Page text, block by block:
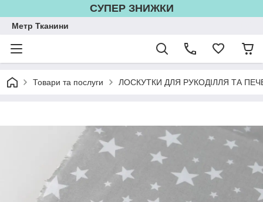
СУПЕР ЗНИЖКИ
Метр Тканини
Товари та послуги ЛОСКУТКИ ДЛЯ РУКОДІЛЛЯ ТА